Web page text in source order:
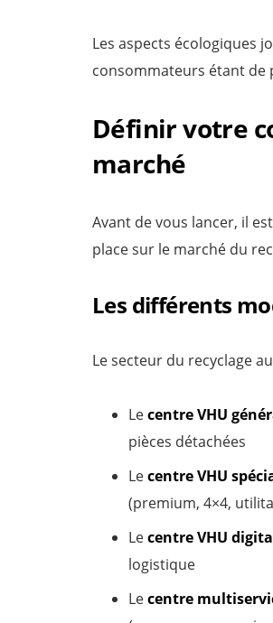
Les aspects écologiques
consommateurs étant de
Définir votre
marché
Avant de vous lancer, il
place sur le marché du
Les différents
Le secteur du recyclage
Lecentre VHU
pièces détachées
Lecentre VHU
(premium, 4×4,
Lecentre VHU
logistique
Lecentre